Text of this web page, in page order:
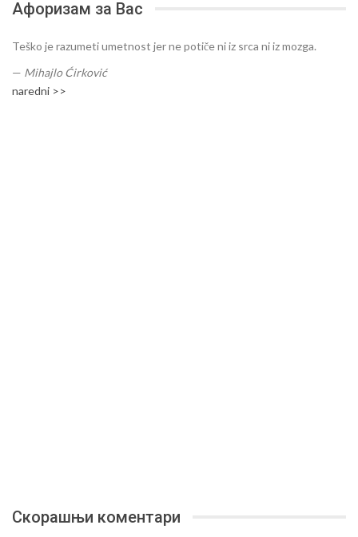
Афоризам за Вас
Teško je razumeti umetnost jer ne potiče ni iz srca ni iz mozga.
— Mihajlo Ćirković
naredni >>
Скорашњи коментари